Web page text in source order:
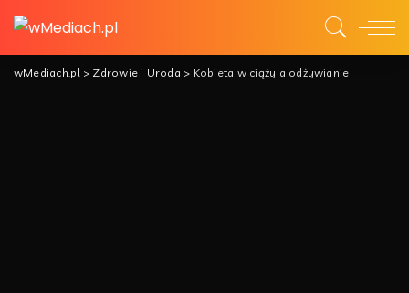
wMediach.pl> Zdrowie i Uroda > Kobieta w ciąży a odżywianie